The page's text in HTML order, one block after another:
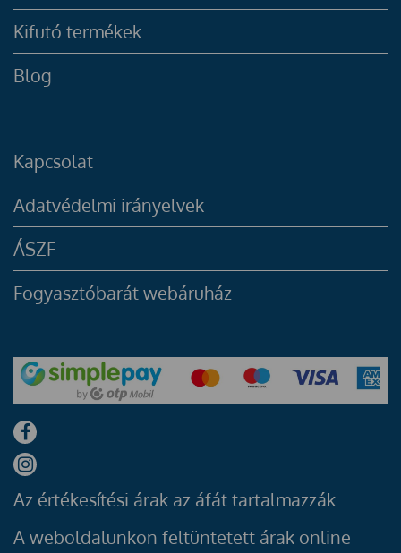
Kifutó termékek
Blog
Kapcsolat
Adatvédelmi irányelvek
ÁSZF
Fogyasztóbarát webáruház
Az értékesítési árak az áfát tartalmazzák.
A weboldalunkon feltüntetett árak online